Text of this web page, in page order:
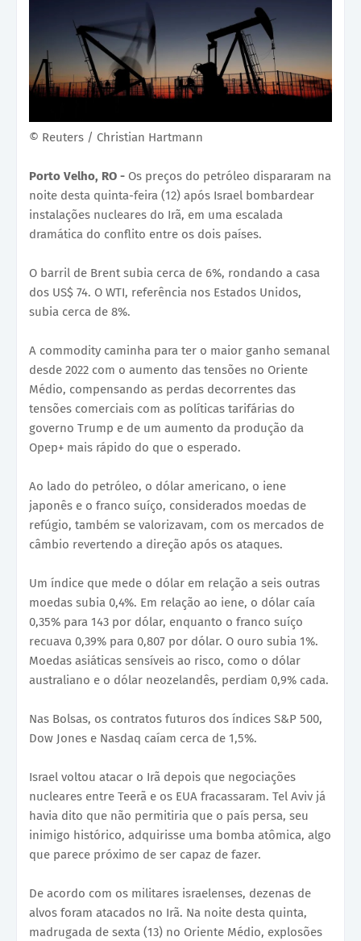
© Reuters / Christian Hartmann
Porto Velho, RO - Os preços do petróleo dispararam na
noite desta quinta-feira (12) após Israel bombardear
instalações nucleares do Irã, em uma escalada
dramática do conflito entre os dois países.
O barril de Brent subia cerca de 6%, rondando a casa
dos US$ 74. O WTI, referência nos Estados Unidos,
subia cerca de 8%.
A commodity caminha para ter o maior ganho semanal
desde 2022 com o aumento das tensões no Oriente
Médio, compensando as perdas decorrentes das
tensões comerciais com as políticas tarifárias do
governo Trump e de um aumento da produção da
Opep+ mais rápido do que o esperado.
Ao lado do petróleo, o dólar americano, o iene
japonês e o franco suíço, considerados moedas de
refúgio, também se valorizavam, com os mercados de
câmbio revertendo a direção após os ataques.
Um índice que mede o dólar em relação a seis outras
moedas subia 0,4%. Em relação ao iene, o dólar caía
0,35% para 143 por dólar, enquanto o franco suíço
recuava 0,39% para 0,807 por dólar. O ouro subia 1%.
Moedas asiáticas sensíveis ao risco, como o dólar
australiano e o dólar neozelandês, perdiam 0,9% cada.
Nas Bolsas, os contratos futuros dos índices S&P 500,
Dow Jones e Nasdaq caíam cerca de 1,5%.
Israel voltou atacar o Irã depois que negociações
nucleares entre Teerã e os EUA fracassaram. Tel Aviv já
havia dito que não permitiria que o país persa, seu
inimigo histórico, adquirisse uma bomba atômica, algo
que parece próximo de ser capaz de fazer.
De acordo com os militares israelenses, dezenas de
alvos foram atacados no Irã. Na noite desta quinta,
madrugada de sexta (13) no Oriente Médio, explosões